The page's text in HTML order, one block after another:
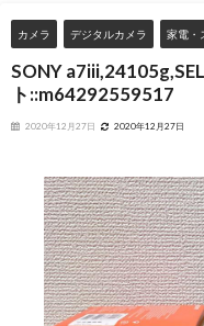
カメラ デジタルカメラ 家電・
SONY
ト::m64292559517
2020年12月27日 2020年12月27日